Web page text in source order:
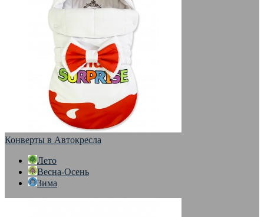
Конверты в Автокресла
Лето
Весна-Осень
Зима